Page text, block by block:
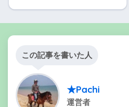
この記事を書いた人
★Pachi
運営者